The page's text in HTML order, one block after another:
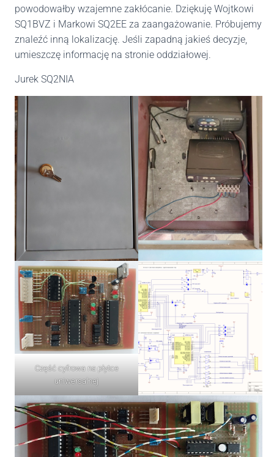
powodowałby wzajemne zakłócanie. Dziękuję Wojtkowi
SQ1BVZ i Markowi SQ2EE za zaangażowanie. Próbujemy
znaleźć inną lokalizację. Jeśli zapadną jakieś decyzje,
umieszczę informację na stronie oddziałowej.
Jurek SQ2NIA
Część cyfrowa na płytce
uniwersalnej